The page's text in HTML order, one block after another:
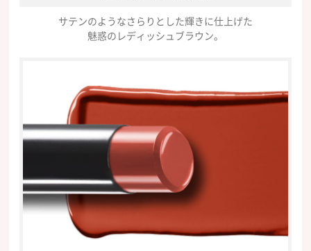
サテンのようなさらりとした輝きに仕上げた
魅惑のレディッシュブラウン。